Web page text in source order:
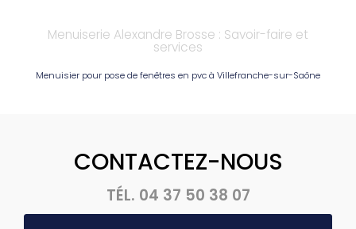
Menuiserie Alexandre Brosse : Savoir-faire et
services
Menuisier pour pose de fenêtres en pvc à Villefranche-sur-Saône
CONTACTEZ-NOUS
TÉL. 04 37 50 38 07